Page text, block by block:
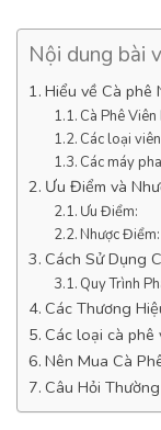
Nội dung bài
Hiểu về Cà phê
Cà Phê Viên
Các loại
Các máy
Ưu Điểm và
Ưu Điểm:
Nhược Điểm:
Cách Sử Dụng
Quy Trình
Các Thương
Các loại cà phê
Nên Mua Cà
Câu Hỏi